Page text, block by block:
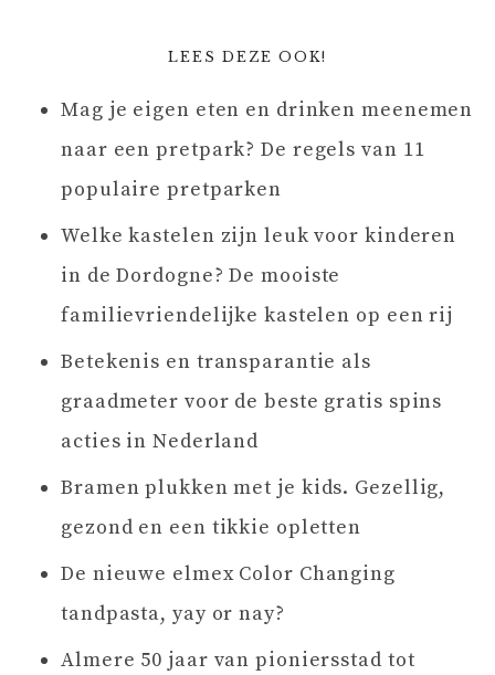
LEES DEZE OOK!
Mag je eigen eten en drinken meenemen
naar een pretpark? De regels van 11
populaire pretparken
Welke kastelen zijn leuk voor kinderen
in de Dordogne? De mooiste
familievriendelijke kastelen op een rij
Betekenis en transparantie als
graadmeter voor de beste gratis spins
acties in Nederland
Bramen plukken met je kids. Gezellig,
gezond en een tikkie opletten
De nieuwe elmex Color Changing
tandpasta, yay or nay?
Almere 50 jaar van pioniersstad tot